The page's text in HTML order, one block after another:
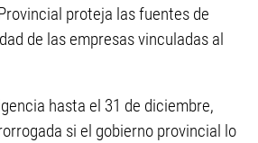
proteja las fuentes de
de las empresas vinculadas al
hasta el 31 de diciembre,
si el gobierno provincial lo